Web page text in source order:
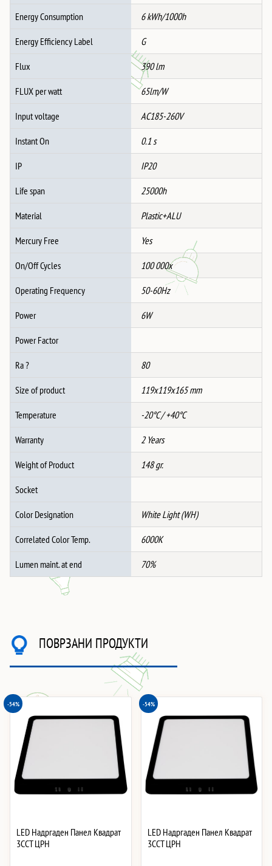
Energy Consumption 6 kWh/1000h
Energy Efficiency Label G
Flux 390 lm
FLUX per watt 65lm/W
Input voltage AC185-260V
Instant On 0.1 s
IP IP20
Life span 25000h
Material Plastic+ALU
Mercury Free Yes
On/Off Cycles 100 000x
Operating Frequency 50-60Hz
Power 6W
Power Factor
Ra ? 80
Size of product 119x119x165 mm
Temperature -20°C / +40°C
Warranty 2 Years
Weight of Product 148 gr.
Socket
Color Designation White Light (WH)
Correlated Color Temp. 6000K
Lumen maint. at end 70%
ПОВРЗАНИ ПРОДУКТИ
-54%
LED Надргаден Панел Квадрат
3CCT ЦРН
-54%
LED Надргаден Панел Квадрат
3CCT ЦРН